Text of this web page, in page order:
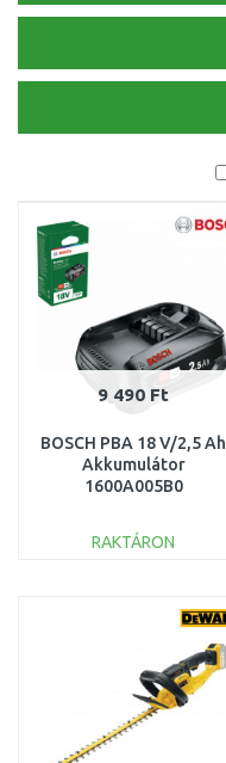
9 490 Ft
BOSCH PBA 18 V/2,5 Ah
Akkumulátor
1600A005B0
RAKTÁRON
Összehasonlítás